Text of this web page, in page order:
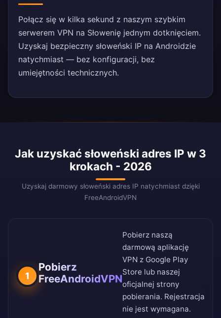
Połącz się w kilka sekund z naszym szybkim
serwerem VPN na Słowenię jednym dotknięciem.
Uzyskaj bezpieczny słoweński IP na Androidzie
natychmiast — bez konfiguracji, bez
umiejętności technicznych.
Jak uzyskać słoweński adres IP w 3
krokach - 2026
Uzyskaj darmowy słoweński adres IP natychmiast dzięki
FreeAndroidVPN
1
Pobierz
FreeAndroidVPN
Pobierz naszą
darmową aplikację
VPN z Google Play
Store lub naszej
oficjalnej strony
pobierania. Rejestracja
nie jest wymagana.